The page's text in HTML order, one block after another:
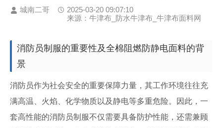
城南二哥
2025-03-20 09:07:10
来源：牛津布_防水牛津布_牛津布面料网
消防员制服的重要性及全棉阻燃防静电面料的背
景
消防员作为社会安全的重要保障力量，其工作环境往往充
满高温、火焰、化学物质以及静电等多重危险。因此，一
套高性能的消防员制服不仅需要具备防护性能，还需兼顾